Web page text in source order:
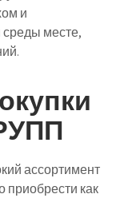
и
месте,
ассортимент
приобрести как